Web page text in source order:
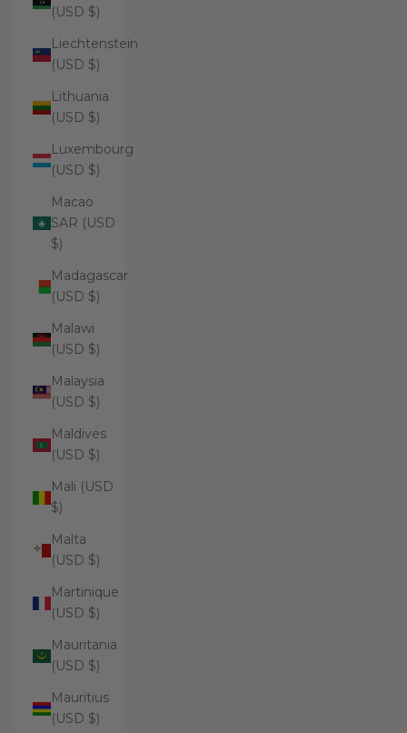
(USD $)
Liechtenstein
(USD $)
Lithuania
(USD $)
Luxembourg
(USD $)
Macao
SAR (USD
$)
Madagascar
(USD $)
Malawi
(USD $)
Malaysia
(USD $)
Maldives
(USD $)
Mali (USD
$)
Malta
(USD $)
Martinique
(USD $)
Mauritania
(USD $)
Mauritius
(USD $)